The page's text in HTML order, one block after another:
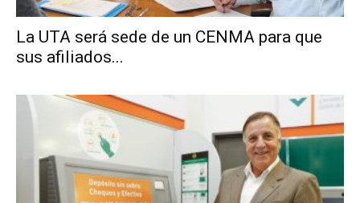
La UTA será sede de un CENMA para que
sus afiliados...